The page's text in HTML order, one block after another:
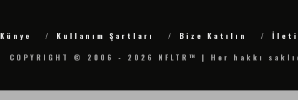
Künye Kullanım Şartları Bize Katılın
COPYRIGHT © 2006 - 2026 NFLTR™ | Her hakkı